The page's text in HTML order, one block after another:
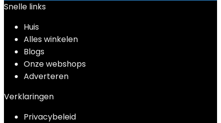
Snelle links
Huis
Alles winkelen
Blogs
Onze webshops
Adverteren
Verklaringen
Privacybeleid